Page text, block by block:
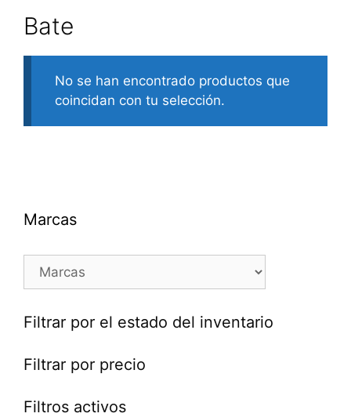
Bate
No se han encontrado productos que
coincidan con tu selección.
Marcas
Filtrar por el estado del inventario
Filtrar por precio
Filtros activos